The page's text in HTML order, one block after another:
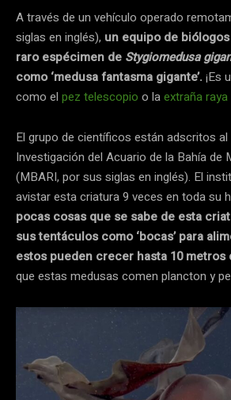
A través de un vehículo operado
siglas en inglés), un equipo de
raro espécimen de Stygiomedusa
como ‘medusa fantasma gigante’. ¡Es
como el pez telescopio o laextraña
El grupo de científicos están adscritos
Investigación del Acuario de la Bahía de
(MBARI, por sus siglas en inglés). El
avistar esta criatura 9 veces en toda su
pocas cosas que se sabe de esta
sus tentáculos como ‘bocas’ para
estos pueden crecer hasta 10 metros
que estas medusas comen plancton y